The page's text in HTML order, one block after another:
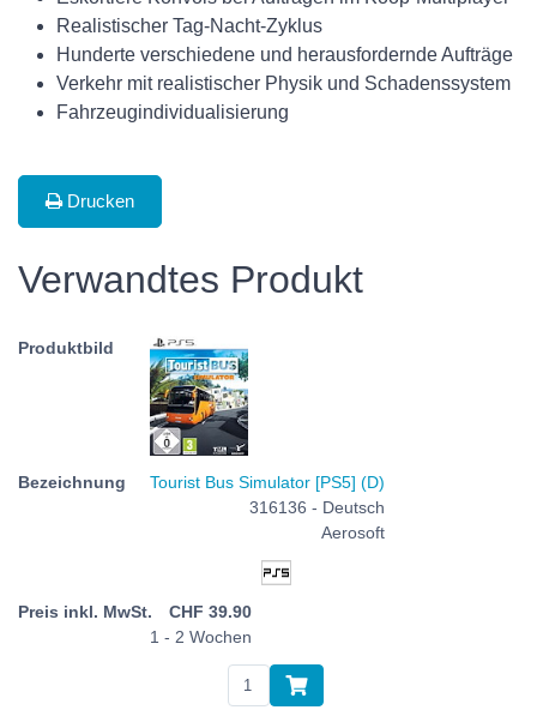
Realistischer Tag-Nacht-Zyklus
Hunderte verschiedene und herausfordernde Aufträge
Verkehr mit realistischer Physik und Schadenssystem
Fahrzeugindividualisierung
Drucken
Verwandtes Produkt
Tourist Bus Simulator [PS5] (D)
316136 - Deutsch
Aerosoft
CHF 39.90
1 - 2 Wochen